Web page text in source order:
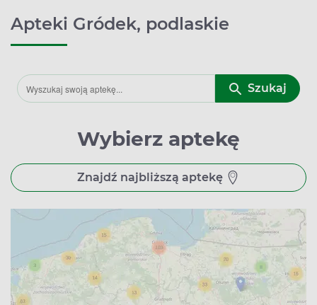
Apteki Gródek, podlaskie
Szukaj
Wybierz aptekę
Znajdź najbliższą aptekę